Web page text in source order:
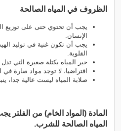
الظروف في المياه الصالحة
يجب أن تحتوي حتى على توزيع
الإنسان.
يجب أن تكون غنية في توليد
القلوية.
خير المياه بكتلة صغيرة التي
افتراضيا، لا توجد مواد ضارة
صلابة المياه ليست عالية
المادة (المواد الخام) من الفلتر
المياه الصالحة للشرب.